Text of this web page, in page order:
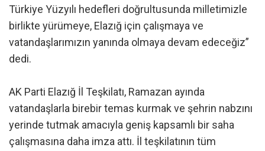
Türkiye Yüzyılı hedefleri doğrultusunda milletimizle
birlikte yürümeye, Elazığ için çalışmaya ve
vatandaşlarımızın yanında olmaya devam edeceğiz”
dedi.
AK Parti Elazığ İl Teşkilatı, Ramazan ayında
vatandaşlarla birebir temas kurmak ve şehrin nabzını
yerinde tutmak amacıyla geniş kapsamlı bir saha
çalışmasına daha imza attı. İl teşkilatının tüm